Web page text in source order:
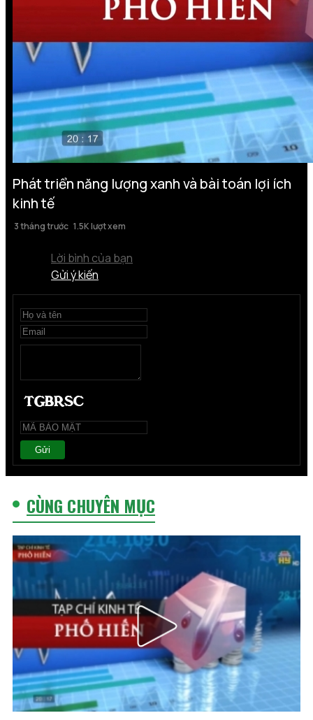
Phát triển năng lượng xanh và bài toán lợi ích
kinh tế
3 tháng trước 1.5K lượt xem
Lời bình của bạn
Gửi ý kiến
Gửi
CÙNG CHUYÊN MỤC